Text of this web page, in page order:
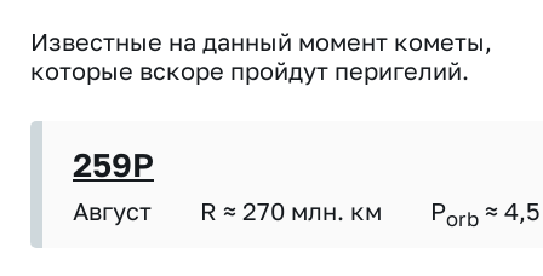
Известные на данный момент кометы,
которые вскоре пройдут перигелий.
259P
Август R ≈ 270 млн. км Porb ≈ 4,5